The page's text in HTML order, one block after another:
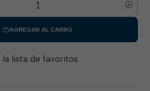
AGREGAR AL CARRO
la lista de favoritos